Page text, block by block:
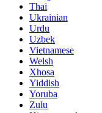
Thai
Ukrainian
Urdu
Uzbek
Vietnamese
Welsh
Xhosa
Yiddish
Yoruba
Zulu